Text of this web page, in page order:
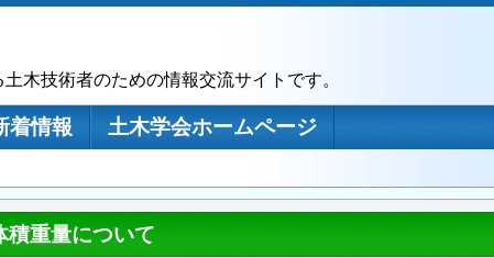
木技術者のための情報交流サイトです。
着情報
土木学会ホームページ
積重量について